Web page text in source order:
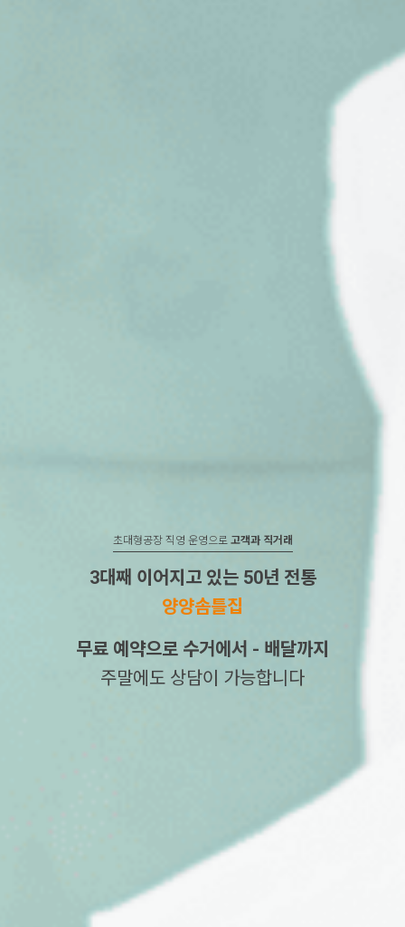
초대형공장 직영 운영으로 고객과 직거래
3대째 이어지고 있는 50년 전통
양양솜틀집
무료 예약으로 수거에서 - 배달까지
주말에도 상담이 가능합니다